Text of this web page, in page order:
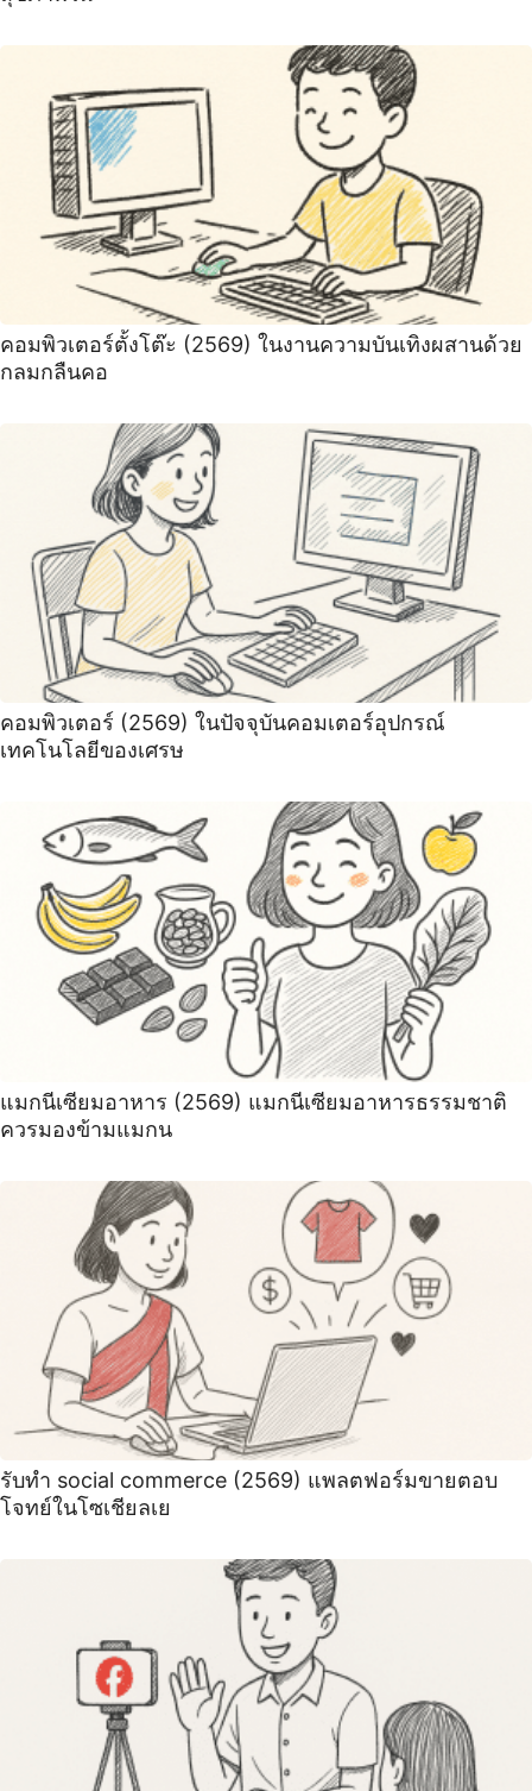
คอมพิวเตอร์ตั้งโต๊ะ (2569) ในงานความบันเทิงผสานด้วย
กลมกลืนคอ
คอมพิวเตอร์ (2569) ในปัจจุบันคอมเตอร์อุปกรณ์
เทคโนโลยีของเศรษ
แมกนีเซียมอาหาร (2569) แมกนีเซียมอาหารธรรมชาติ
ควรมองข้ามแมกน
รับทำ social commerce (2569) แพลตฟอร์มขายตอบ
โจทย์ในโซเชียลเย